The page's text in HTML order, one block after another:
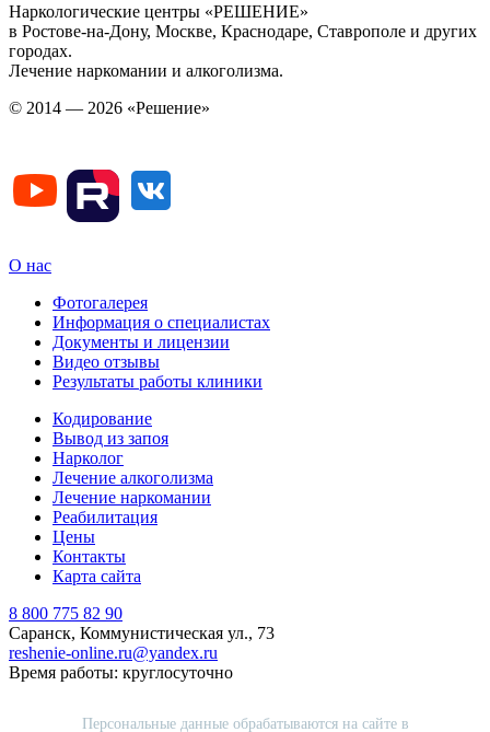
Наркологические центры «РЕШЕНИЕ»
в Ростове-на-Дону, Москве, Краснодаре, Ставрополе и других
городах.
Лечение наркомании и алкоголизма.
© 2014 — 2026 «Решение»
О нас
Фотогалерея
Информация о специалистах
Документы и лицензии
Видео отзывы
Результаты работы клиники
Кодирование
Вывод из запоя
Нарколог
Лечение алкоголизма
Лечение наркомании
Реабилитация
Цены
Контакты
Карта сайта
8 800 775 82 90
Саранск, Коммунистическая ул., 73
reshenie-online.ru@yandex.ru
Время работы: круглосуточно
Персональные данные обрабатываются на сайте в